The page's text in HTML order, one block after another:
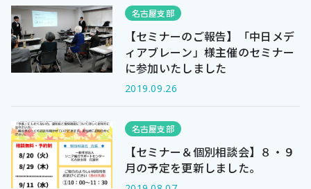
名古屋支部
【セミナーのご報告】「中日メデ
ィアブレーン」様主催のセミナー
に参加いたしました
2019.09.26
名古屋支部
【セミナー＆個別相談会】８・９
月の予定を更新しました。